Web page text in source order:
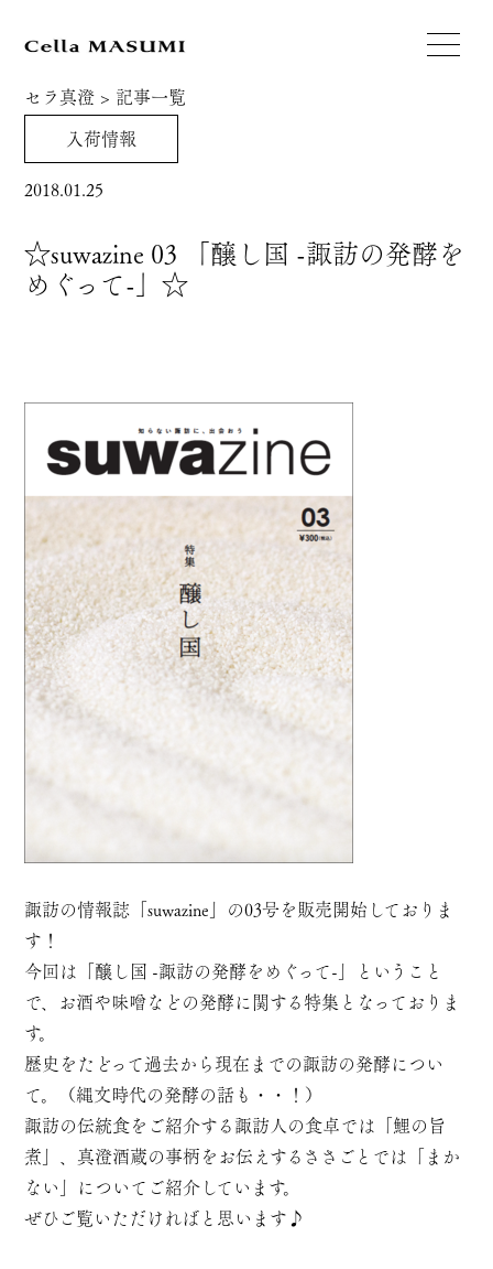
セラ真澄 > 記事一覧
入荷情報
2018.01.25
☆suwazine 03 「醸し国 -諏訪の発酵を
めぐって-」☆
諏訪の情報誌「suwazine」の03号を販売開始しておりま
す！
今回は「醸し国 -諏訪の発酵をめぐって-」ということ
で、お酒や味噌などの発酵に関する特集となっておりま
す。
歴史をたどって過去から現在までの諏訪の発酵につい
て。（縄文時代の発酵の話も・・！）
諏訪の伝統食をご紹介する諏訪人の食卓では「鯉の旨
煮」、真澄酒蔵の事柄をお伝えするささごとでは「まか
ない」についてご紹介しています。
ぜひご覧いただければと思います♪